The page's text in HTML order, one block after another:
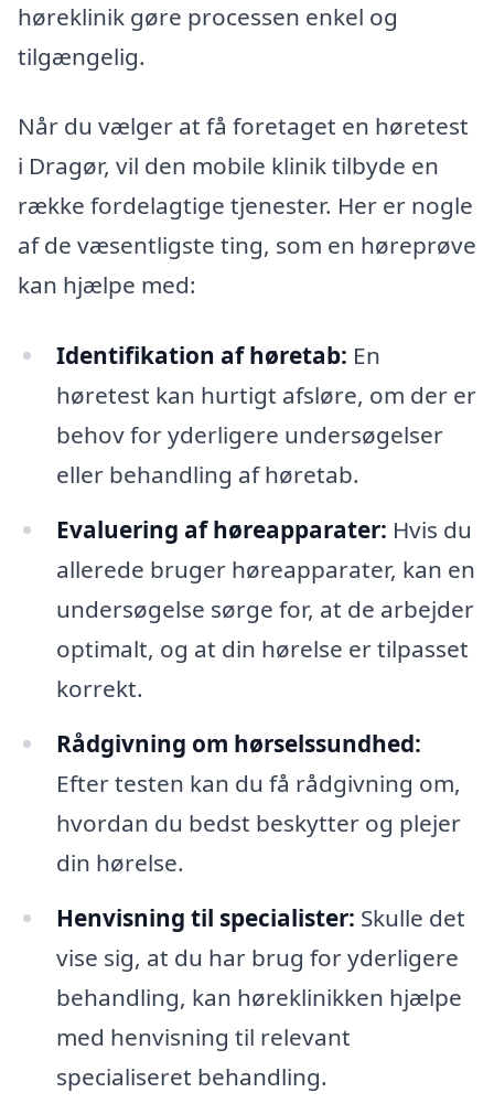
høreklinik gøre processen enkel og
tilgængelig.
Når du vælger at få foretaget en høretest
i Dragør, vil den mobile klinik tilbyde en
række fordelagtige tjenester. Her er nogle
af de væsentligste ting, som en høreprøve
kan hjælpe med:
Identifikation af høretab: En
høretest kan hurtigt afsløre, om der er
behov for yderligere undersøgelser
eller behandling af høretab.
Evaluering af høreapparater: Hvis du
allerede bruger høreapparater, kan en
undersøgelse sørge for, at de arbejder
optimalt, og at din hørelse er tilpasset
korrekt.
Rådgivning om hørselssundhed:
Efter testen kan du få rådgivning om,
hvordan du bedst beskytter og plejer
din hørelse.
Henvisning til specialister: Skulle det
vise sig, at du har brug for yderligere
behandling, kan høreklinikken hjælpe
med henvisning til relevant
specialiseret behandling.